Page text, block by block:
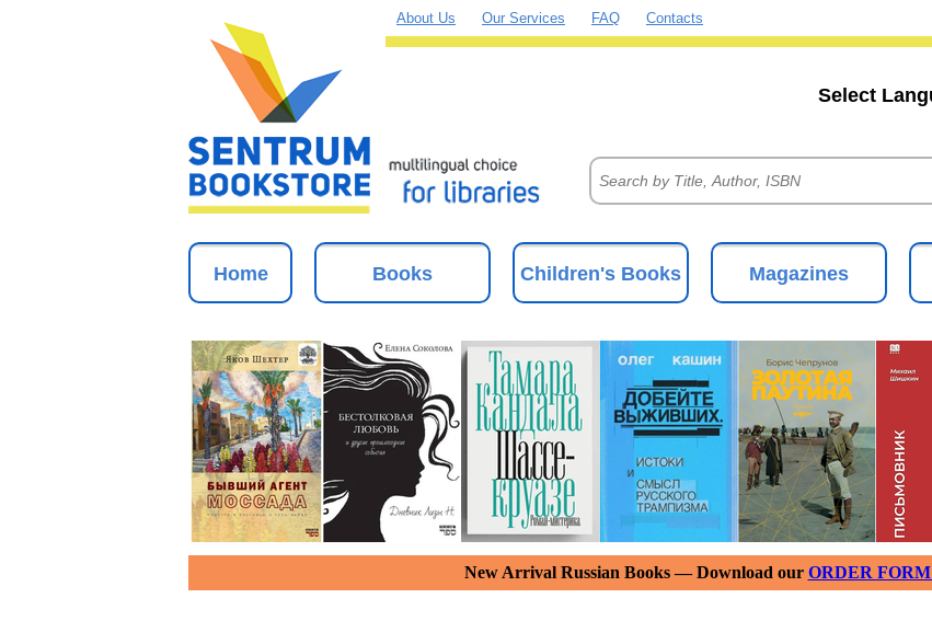
About Us Our Services FAQ Contacts
Select
Home Books Children's Books Magazines
New Arrival Russian Books — Download our ORDER FORM